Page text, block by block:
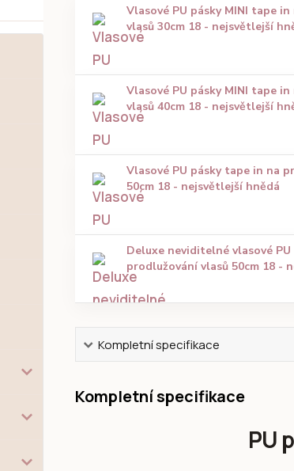
Vlasové PU pásky MINI tape
vlasů 30cm 18 - nejsvětlejší
Vlasové PU pásky MINI tape
vlasů 40cm 18 - nejsvětlejší
Vlasové PU pásky tape in na
50cm 18 - nejsvětlejší hnědá
Deluxe neviditelné vlasové
prodlužování vlasů 50cm 18 -
Kompletní specifikace
Kompletní specifikace
PU